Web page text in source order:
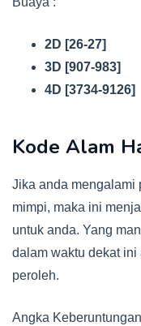
2D [26-27]
3D [907-983]
4D [3734-9126]
Kode Alam
Jika anda mengalami
mimpi, maka ini
untuk anda. Yang
dalam waktu dekat
peroleh.
Angka